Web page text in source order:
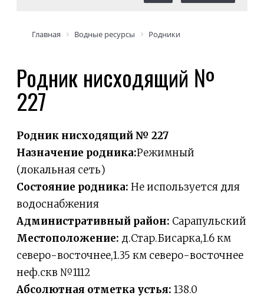
Главная Водные ресурсы Родники
Родник нисходящий №
227
Родник нисходящий № 227
Назначение родника:Режимный
(локальная сеть)
Состояние родника: Не используется для
водоснабжения
Административный район: Сарапульский
Местоположение: д.Стар.Бисарка,1.6 км
северо-восточнее,1.35 км северо-восточнее
неф.скв №1112
Абсолютная отметка устья: 138.0